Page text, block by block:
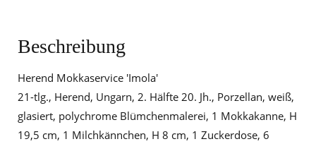
Beschreibung
Herend Mokkaservice 'Imola'
21-tlg., Herend, Ungarn, 2. Hälfte 20. Jh., Porzellan, weiß,
glasiert, polychrome Blümchenmalerei, 1 Mokkakanne, H
19,5 cm, 1 Milchkännchen, H 8 cm, 1 Zuckerdose, 6